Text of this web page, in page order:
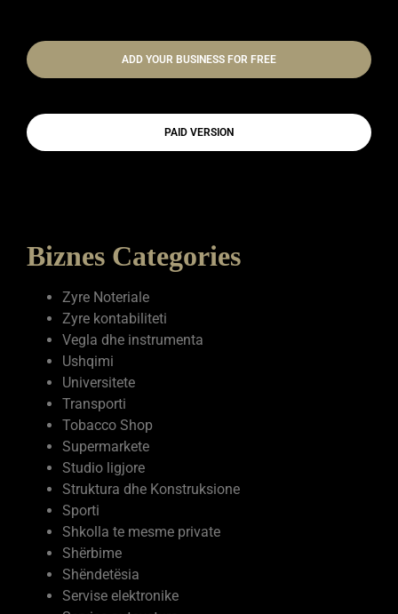
Biznes Categories
Zyre Noteriale
Zyre kontabiliteti
Vegla dhe instrumenta
Ushqimi
Universitete
Transporti
Tobacco Shop
Supermarkete
Studio ligjore
Struktura dhe Konstruksione
Sporti
Shkolla te mesme private
Shërbime